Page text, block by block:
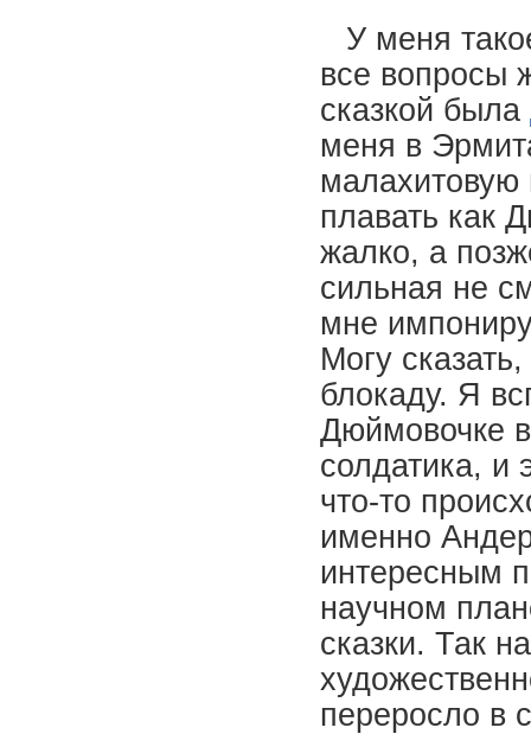
У меня
все вопросы
сказкой была
меня в
малахитовую
плавать как
жалко, а
сильная не
мне
Могу
блокаду. Я
Дюймовочке в
солдатика, и
что-то
именно
интересным
научном
сказки. Так
переросло в